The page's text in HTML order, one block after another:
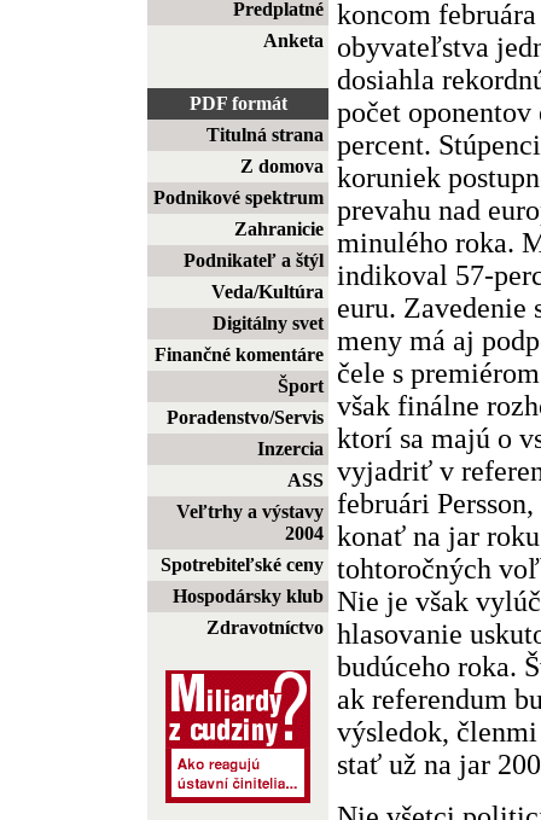
Predplatné
Anketa
PDF formát
Titulná strana
Z domova
Podnikové spektrum
Zahranicie
Podnikateľ a štýl
Veda/Kultúra
Digitálny svet
Finančné komentáre
Šport
Poradenstvo/Servis
Inzercia
ASS
Veľtrhy a výstavy
2004
Spotrebiteľské ceny
Hospodársky klub
Zdravotníctvo
koncom
obyvateľstva
dosiahla
počet oponentov
percent.
koruniek
prevahu nad
minulého roka.
indikoval 57-
euru. Zavedenie
meny má aj
čele s
však finálne
ktorí sa majú o
vyjadriť v
februári
konať na jar
tohtoročných
Nie je však
hlasovanie
budúceho roka.
ak referendum
výsledok,
stať už na jar